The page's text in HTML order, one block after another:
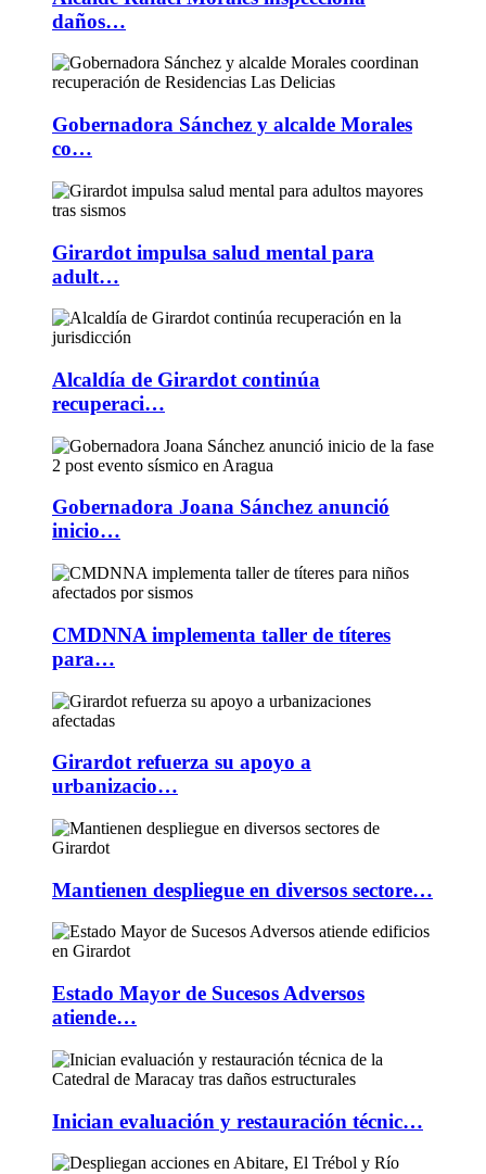
daños…
Gobernadora Sánchez y alcalde Morales
co…
Girardot impulsa salud mental para
adult…
Alcaldía de Girardot continúa
recuperaci…
Gobernadora Joana Sánchez anunció
inicio…
CMDNNA implementa taller de títeres
para…
Girardot refuerza su apoyo a
urbanizacio…
Mantienen despliegue en diversos sectore…
Estado Mayor de Sucesos Adversos
atiende…
Inician evaluación y restauración técnic…